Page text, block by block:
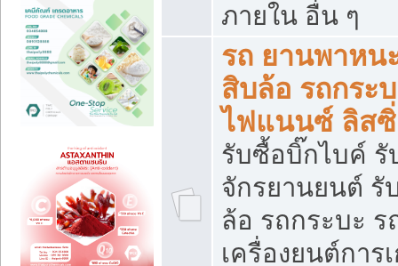
ภายใน อื่น ๆ
รถ ยานพาหน
สิบล้อ รถกระ
ไฟแนนซ์ ลิส
รับซื้อบิ๊กไบค์
จักรยานยนต์ รั
ล้อ รถกระบะ
เครื่องยนต์การ